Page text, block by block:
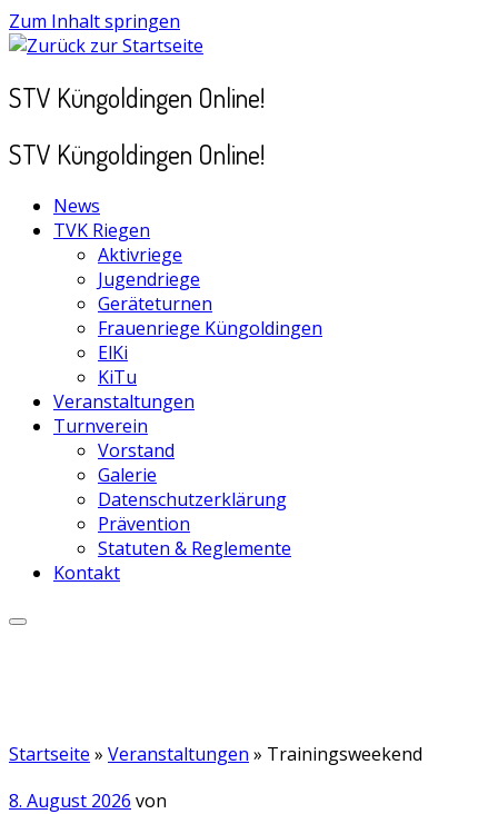
Zum Inhalt springen
STV Küngoldingen Online!
STV Küngoldingen Online!
News
TVK Riegen
Aktivriege
Jugendriege
Geräteturnen
Frauenriege Küngoldingen
ElKi
KiTu
Veranstaltungen
Turnverein
Vorstand
Galerie
Datenschutzerklärung
Prävention
Statuten & Reglemente
Kontakt
Startseite » Veranstaltungen » Trainingsweekend
8. August 2026 von